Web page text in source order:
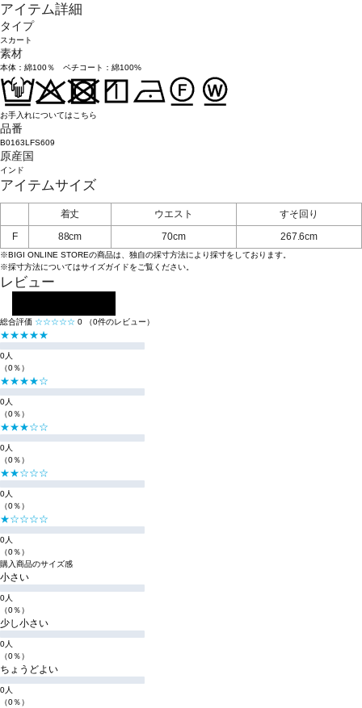
アイテム詳細
タイプ
スカート
素材
本体：綿100％ ペチコート：綿100%
お手入れについてはこちら
品番
B0163LFS609
原産国
インド
アイテムサイズ
着丈 ウエスト
すそ回り
F
88cm 70cm 267.6cm
※BIGI ONLINE STOREの商品は、独自の採寸方法により採寸をしております。
※採寸方法についてはサイズガイドをご覧ください。
レビュー
総合評価 ☆☆☆☆☆ 0 （0件のレビュー）
★★★★★
0人
（0％）
★★★★☆
0人
（0％）
★★★☆☆
0人
（0％）
★★☆☆☆
0人
（0％）
★☆☆☆☆
0人
（0％）
購入商品のサイズ感
小さい
0人
（0％）
少し小さい
0人
（0％）
ちょうどよい
0人
（0％）